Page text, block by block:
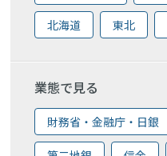
北海道 東北
業態で見る
財務省・金融庁・日銀